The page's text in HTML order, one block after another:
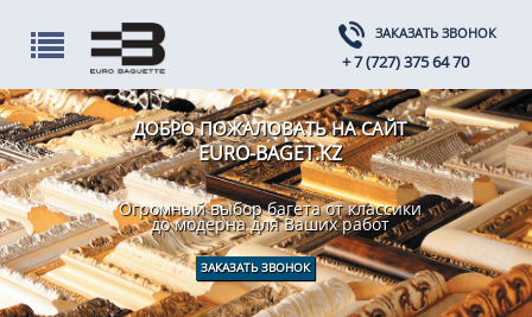
ЗАКАЗАТЬ ЗВОНОК
+ 7 (727) 375 64 70
ДОБРО ПОЖАЛОВАТЬ НА САЙТ
EURO-BAGET.KZ
Огромный выбор багета от классики
до модерна для Ваших работ
ЗАКАЗАТЬ ЗВОНОК